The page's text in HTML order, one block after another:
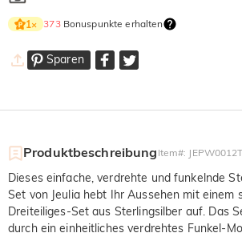
1× 373Bonuspunkte erhalten
Sparen
Produktbeschreibung Item#: JEPW0012T
Dieses einfache, verdrehte und funkelnde
Set von Jeulia hebt Ihr Aussehen mit einem
Dreiteiliges-Set aus Sterlingsilber auf. Das
durch ein einheitliches verdrehtes Funkel-